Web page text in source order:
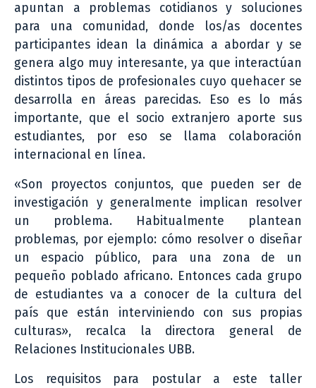
apuntan a problemas cotidianos y soluciones
para una comunidad, donde los/as docentes
participantes idean la dinámica a abordar y se
genera algo muy interesante, ya que interactúan
distintos tipos de profesionales cuyo quehacer se
desarrolla en áreas parecidas. Eso es lo más
importante, que el socio extranjero aporte sus
estudiantes, por eso se llama colaboración
internacional en línea.
«Son proyectos conjuntos, que pueden ser de
investigación y generalmente implican resolver
un problema. Habitualmente plantean
problemas, por ejemplo: cómo resolver o diseñar
un espacio público, para una zona de un
pequeño poblado africano. Entonces cada grupo
de estudiantes va a conocer de la cultura del
país que están interviniendo con sus propias
culturas», recalca la directora general de
Relaciones Institucionales UBB.
Los requisitos para postular a este taller